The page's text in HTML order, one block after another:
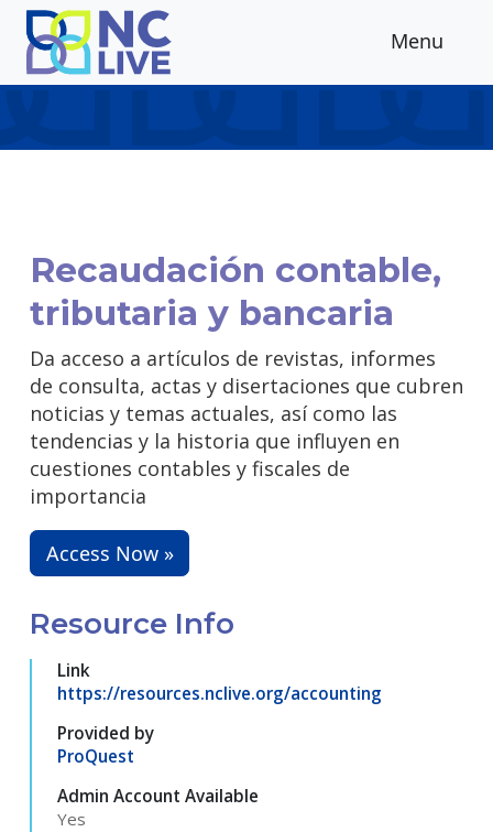
Skip to main content
Menu
Recaudación contable,
tributaria y bancaria
Da acceso a artículos de revistas, informes
de consulta, actas y disertaciones que cubren
noticias y temas actuales, así como las
tendencias y la historia que influyen en
cuestiones contables y fiscales de
importancia
Access Now »
Resource Info
Link
https://resources.nclive.org/accounting
Provided by
ProQuest
Admin Account Available
Yes